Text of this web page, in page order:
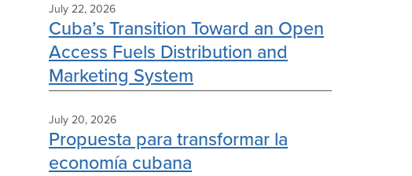
July 22, 2026
Cuba’s Transition Toward an Open
Access Fuels Distribution and
Marketing System
July 20, 2026
Propuesta para transformar la
economía cubana